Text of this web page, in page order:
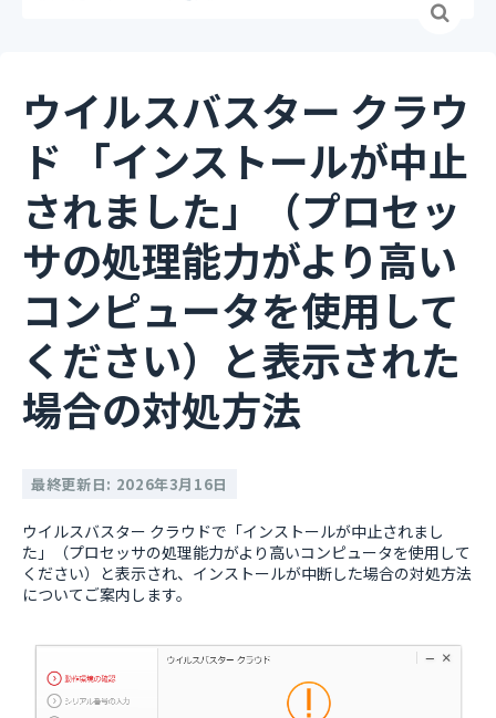
ウイルスバスター クラウ
ド 「インストールが中止
されました」（プロセッ
サの処理能力がより高い
コンピュータを使用して
ください）と表示された
場合の対処方法
最終更新日: 2026年3月16日
ウイルスバスター クラウドで「インストールが中止されまし
た」（プロセッサの処理能力がより高いコンピュータを使用して
ください）と表示され、インストールが中断した場合の対処方法
についてご案内します。